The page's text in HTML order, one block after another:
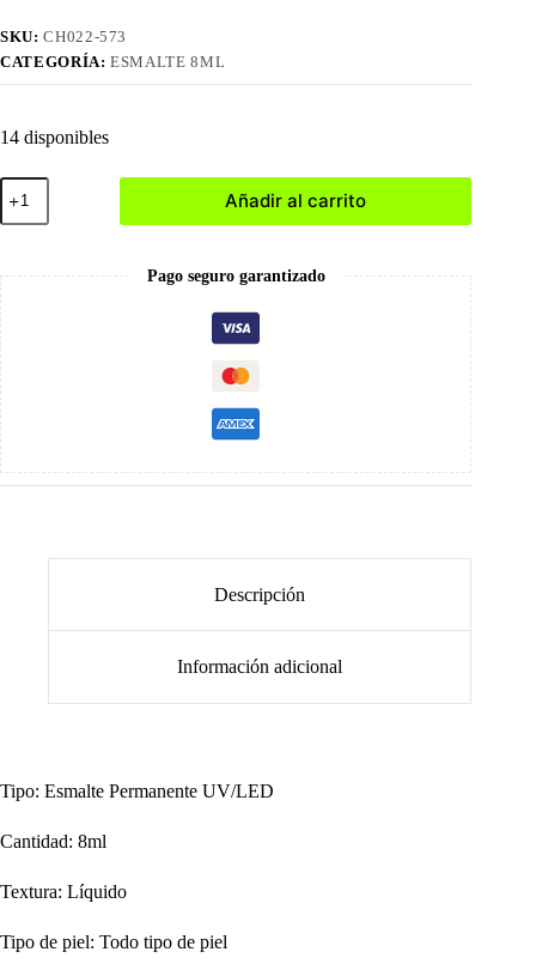
SKU:CH022-573
CATEGORÍA:ESMALTE 8ML
14 disponibles
573
Esmalte
en
cantidad
Añadir al carrito
Pago seguro garantizado
Descripción
Información adicional
Tipo: Esmalte Permanente UV/LED
Cantidad: 8ml
Textura: Líquido
Tipo de piel: Todo tipo de piel